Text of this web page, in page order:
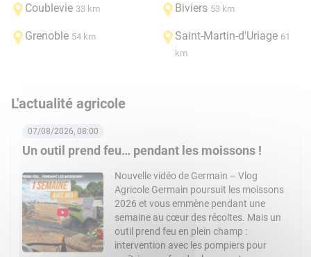
Coublevie 33 km Biviers 53 km
Grenoble 54 km Saint-Martin-d'Uriage 61
km
L'actualité agricole
Un outil prend feu… pendant les moissons !
07/08/2026, 08:00
Nouvelle vidéo de Germain – Vlog
Agricole Germain poursuit les moissons
2026 et vous emmène pendant une
semaine au cœur des récoltes. Mais un
outil prend feu en plein champ :
intervention avec les pompiers pour